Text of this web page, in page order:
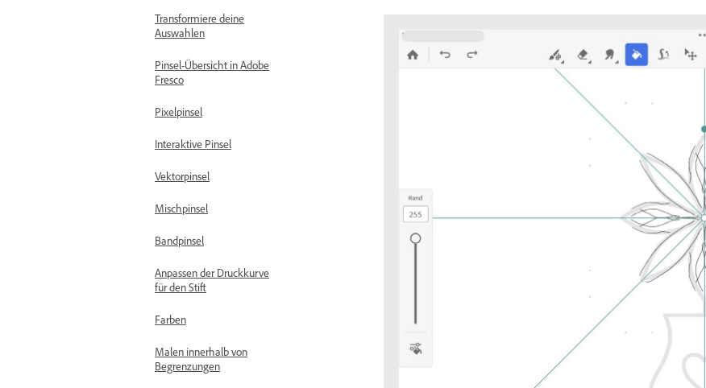
Transformiere deine
Auswahlen
Pinsel-Übersicht in Adobe
Fresco
Pixelpinsel
Interaktive Pinsel
Vektorpinsel
Mischpinsel
Bandpinsel
Anpassen der Druckkurve
für den Stift
Farben
Malen innerhalb von
Begrenzungen